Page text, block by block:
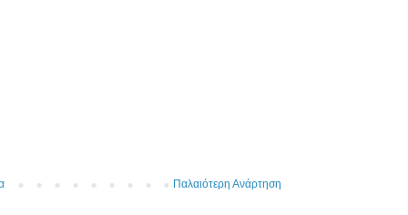
Παλαιότερη Ανάρτηση